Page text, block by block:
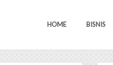
HOME BISNIS